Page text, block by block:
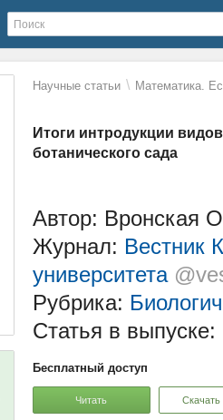
Научные статьи \ Математика.
Итоги интродукции
ботанического сада
Автор: Вронская
Журнал: Вестник
университета
Рубрика:
Статья в выпуске:
Бесплатный доступ
Читать Скачать